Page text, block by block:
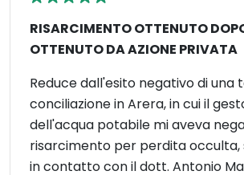
RISARCIMENTO OTTENUTO
OTTENUTO DA AZIONE PRIVATA
Reduce dall'esito negativo di una
conciliazione in Arera, in cui il
dell'acqua potabile mi aveva
risarcimento per perdita
in contatto con il dott. Antonio